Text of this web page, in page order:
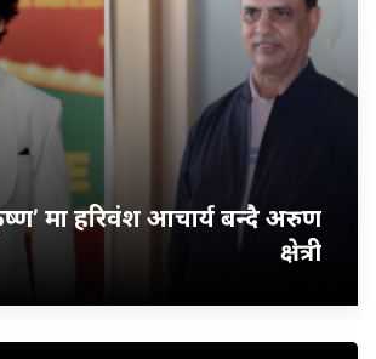
मा हरिवंश आचार्य बन्दै अरुण
क्षेत्री